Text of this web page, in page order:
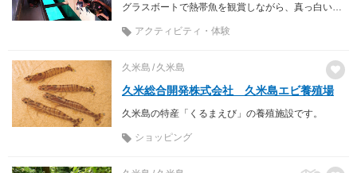
グラスボートで熱帯魚を観賞しながら、真っ白いはての浜でのんびりシュノーケルしてみませんか？
アクティビティ・体験
久米島 久米島
久米総合開発株式会社 久米島エビ養殖場
久米島の特産「くるまえび」の養殖施設です。
ショッピング